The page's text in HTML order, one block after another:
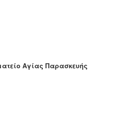
Αγίας Παρασκευής